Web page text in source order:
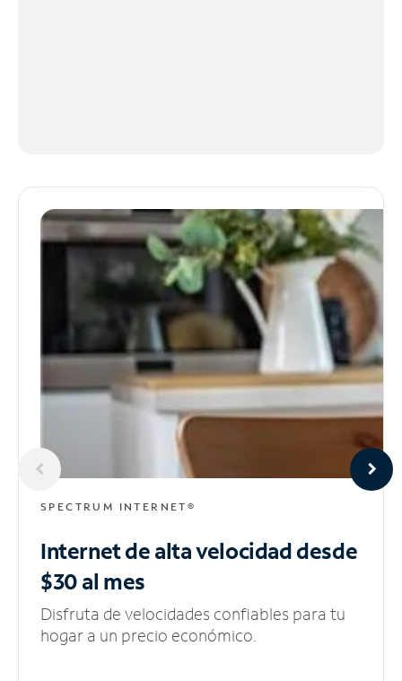
SPECTRUM INTERNET®
Internet de alta velocidaddesde
$30 al mes
Disfruta de velocidades confiables para tu
hogar a un precio económico.